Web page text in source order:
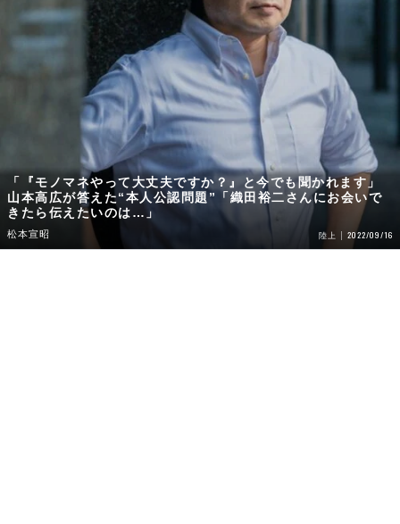
「『モノマネやって大丈夫ですか？』と今でも聞かれます」
山本高広が答えた“本人公認問題”「織田裕二さんにお会いで
きたら伝えたいのは…」
松本宣昭 陸上 2022/09/16